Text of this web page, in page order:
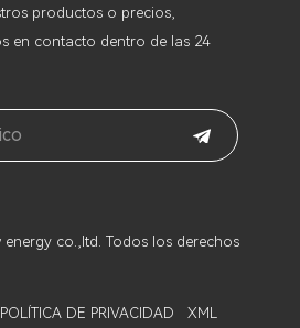
productos o precios,
en contacto dentro de las 24
co.,ltd. Todos los derechos
POLÍTICA DE PRIVACIDAD XML